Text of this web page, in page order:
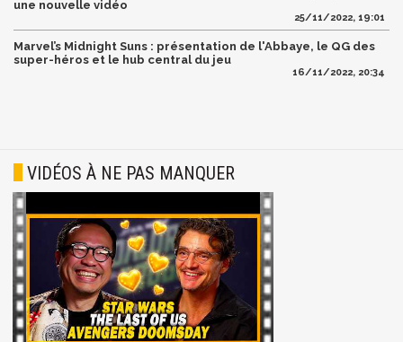
une nouvelle vidéo
25/11/2022, 19:01
Marvel’s Midnight Suns : présentation de l'Abbaye, le QG des
super-héros et le hub central du jeu
16/11/2022, 20:34
VIDÉOS À NE PAS MANQUER